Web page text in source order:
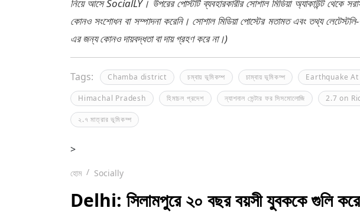
নিয়ে আসে SocialLY। উপরের পোস্টটি ব্যবহারকারীর সোশাল মিডিয়া অ্যাকাউন্ট থেকে
কোনও সংশোধন বা সম্পাদনা করেনি। সোশাল মিডিয়া পোস্টের মতামত এবং তথ্য
এর জন্য কোনও দায়বদ্ধতা বা দায় গ্রহণ করে না।)
Tags: Chamba district চম্বায় ভূমিকম্প চাম্বায় ভূমিকম্প Earthquake At
Himachal Pradesh হিমাচল প্রদেশ ন্যাশনাল সেন্টার ফর সিসমোলোজি 2.7 on
২.৭ মাত্রার ভূমিকম্প
>
হোম Socially
Delhi: সিলামপুরে ২০ বছর বয়সী যুবককে গুলি